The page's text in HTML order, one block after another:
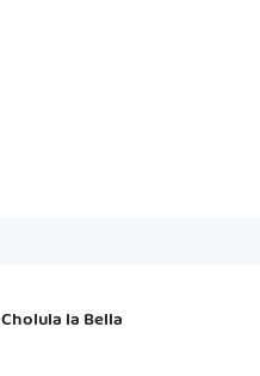
Cholula la Bella